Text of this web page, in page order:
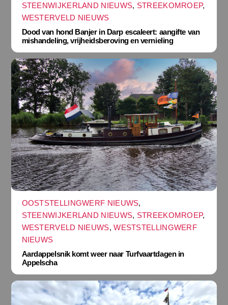
STEENWIJKERLAND NIEUWS, STREEKOMROEP,
WESTERVELD NIEUWS
Dood van hond Banjer in Darp escaleert: aangifte van
mishandeling, vrijheidsberoving en vernieling
OOSTSTELLINGWERF NIEUWS,
STEENWIJKERLAND NIEUWS, STREEKOMROEP,
WESTERVELD NIEUWS,WESTSTELLINGWERF
NIEUWS
Aardappelsnik komt weer naar Turfvaartdagen in
Appelscha